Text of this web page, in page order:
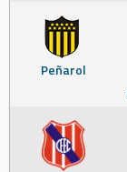
Peñarol